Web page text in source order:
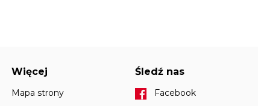
Więcej
Mapa strony
Śledź nas
Facebook